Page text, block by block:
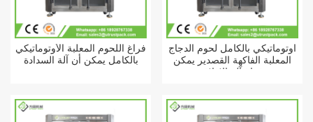
فراغ اللحوم المعلبة الأوتوماتيكي
بالكامل يمكن أن آلة السدادة
أوتوماتيكي بالكامل لحوم الدجاج
المعلبة الفاكهة القصدير يمكن